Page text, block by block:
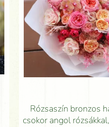
Rózsaszín bronzos
csokor angol